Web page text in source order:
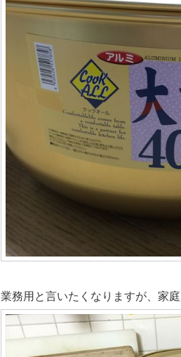
業務用と言いたくなりますが、家